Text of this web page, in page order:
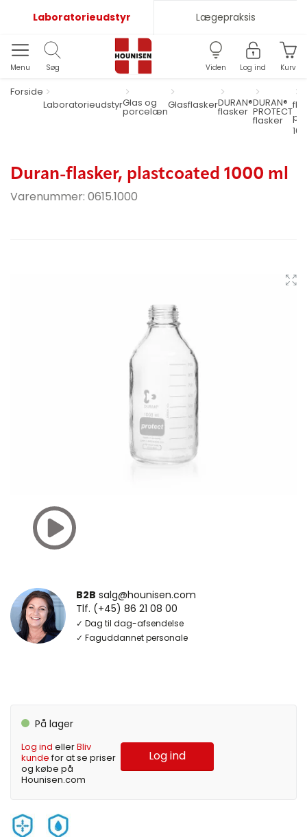
Laboratorieudstyr Lægepraksis
Menu Søg Viden Log ind Kurv
Forside
LaboratorieudstyrGlas og
porcelæn
GlasflaskerDURAN®
flasker
DURAN®
PROTECT
flasker
Duran-flasker, plastcoated 1000 ml
Varenummer: 0615.1000
B2B salg@hounisen.com
Tlf. (+45) 86 21 08 00
✓ Dag til dag-afsendelse
✓ Faguddannet personale
På lager
Log ind ellerBliv
kundefor at se priser
og købe på
Hounisen.com
Log ind